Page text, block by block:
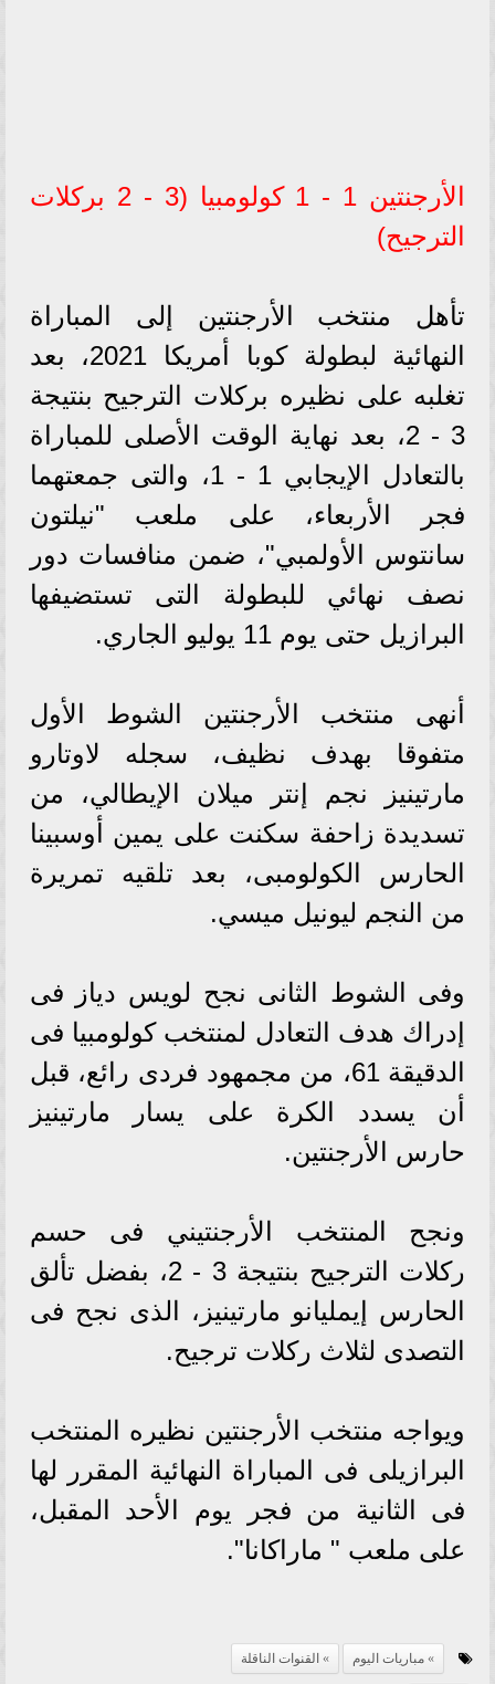
الأرجنتين 1 - 1 كولومبيا (3 - 2 بركلات
الترجيح)
تأهل منتخب الأرجنتين إلى المباراة
النهائية لبطولة كوبا أمريكا 2021، بعد
تغلبه على نظيره بركلات الترجيح بنتيجة
3 - 2، بعد نهاية الوقت الأصلى للمباراة
بالتعادل الإيجابي 1 - 1، والتى جمعتهما
فجر الأربعاء، على ملعب "نيلتون
سانتوس الأولمبي"، ضمن منافسات دور
نصف نهائي للبطولة التى تستضيفها
البرازيل حتى يوم 11 يوليو الجاري.
أنهى منتخب الأرجنتين الشوط الأول
متفوقا بهدف نظيف، سجله لاوتارو
مارتينيز نجم إنتر ميلان الإيطالي، من
تسديدة زاحفة سكنت على يمين أوسبينا
الحارس الكولومبى، بعد تلقيه تمريرة
من النجم ليونيل ميسي.
وفى الشوط الثانى نجح لويس دياز فى
إدراك هدف التعادل لمنتخب كولومبيا فى
الدقيقة 61، من مجمهود فردى رائع، قبل
أن يسدد الكرة على يسار مارتينيز
حارس الأرجنتين.
ونجح المنتخب الأرجنتيني فى حسم
ركلات الترجيح بنتيجة 3 - 2، بفضل تألق
الحارس إيمليانو مارتينيز، الذى نجح فى
التصدى لثلاث ركلات ترجيح.
ويواجه منتخب الأرجنتين نظيره المنتخب
البرازيلى فى المباراة النهائية المقرر لها
فى الثانية من فجر يوم الأحد المقبل،
على ملعب " ماراكانا".
مباريات اليوم القنوات الناقلة